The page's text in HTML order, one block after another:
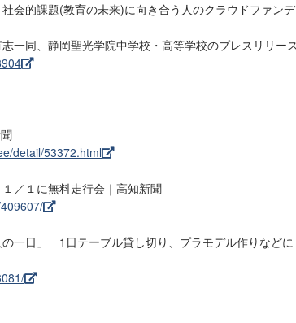
会的課題(教育の未来)に向き合う人のクラウドファン
一同、静岡聖光学院中学校・高等学校のプレスリリース
detail/53372.html
／１に無料走行会｜高知新聞
一日」 1日テーブル貸し切り、プラモデル作りなど